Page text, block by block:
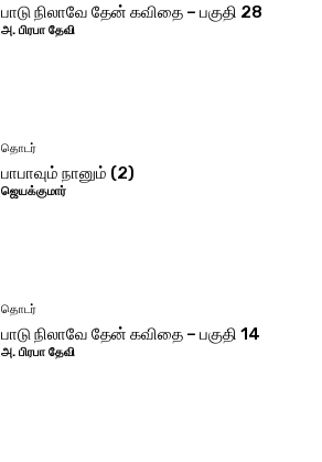
பாடு நிலாவே தேன் கவிதை – பகுதி 28
அ. பிரபா தேவி
தொடர்
பாபாவும் நானும் (2)
ஜெயக்குமார்
தொடர்
பாடு நிலாவே தேன் கவிதை – பகுதி 14
அ. பிரபா தேவி